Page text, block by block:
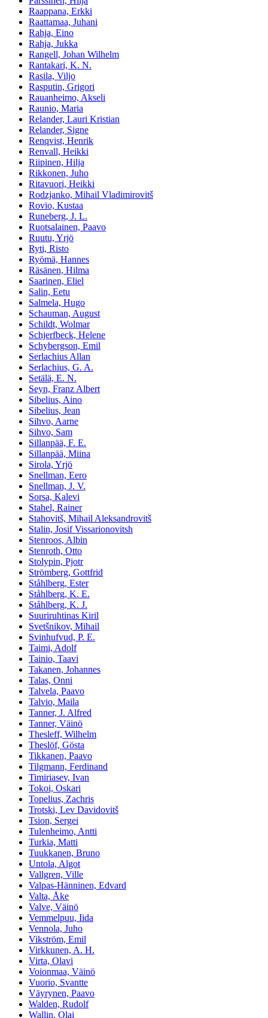
Raappana, Erkki
Raattamaa, Juhani
Rahja, Eino
Rahja, Jukka
Rangell, Johan Wilhelm
Rantakari, K. N.
Rasila, Viljo
Rasputin, Grigori
Rauanheimo, Akseli
Raunio, Maria
Relander, Lauri Kristian
Relander, Signe
Renqvist, Henrik
Renvall, Heikki
Riipinen, Hilja
Rikkonen, Juho
Ritavuori, Heikki
Rodzjanko, Mihail Vladimirovitš
Rovio, Kustaa
Runeberg, J. L.
Ruotsalainen, Paavo
Ruutu, Yrjö
Ryti, Risto
Ryömä, Hannes
Räsänen, Hilma
Saarinen, Eliel
Salin, Eetu
Salmela, Hugo
Schauman, August
Schildt, Wolmar
Schjerfbeck, Helene
Schybergson, Emil
Serlachius Allan
Serlachius, G. A.
Setälä, E. N.
Seyn, Franz Albert
Sibelius, Aino
Sibelius, Jean
Sihvo, Aarne
Sihvo, Sam
Sillanpää, F. E.
Sillanpää, Miina
Sirola, Yrjö
Snellman, Eero
Snellman, J. V.
Sorsa, Kalevi
Stahel, Rainer
Stahovitš, Mihail Aleksandrovitš
Stalin, Josif Vissarionovitsh
Stenroos, Albin
Stenroth, Otto
Stolypin, Pjotr
Strömberg, Gottfrid
Ståhlberg, Ester
Ståhlberg, K. E.
Ståhlberg, K. J.
Suuriruhtinas Kiril
Svetšnikov, Mihail
Svinhufvud, P. E.
Taimi, Adolf
Tainio, Taavi
Takanen, Johannes
Talas, Onni
Talvela, Paavo
Talvio, Maila
Tanner, J. Alfred
Tanner, Väinö
Thesleff, Wilhelm
Theslöf, Gösta
Tikkanen, Paavo
Tilgmann, Ferdinand
Timiriasev, Ivan
Tokoi, Oskari
Topelius, Zachris
Trotski, Lev Davidovitš
Tsion, Sergei
Tulenheimo, Antti
Turkia, Matti
Tuukkanen, Bruno
Untola, Algot
Vallgren, Ville
Valpas-Hänninen, Edvard
Valta, Åke
Valve, Väinö
Vemmelpuu, Iida
Vennola, Juho
Vikström, Emil
Virkkunen, A. H.
Virta, Olavi
Voionmaa, Väinö
Vuorio, Svantte
Väyrynen, Paavo
Walden, Rudolf
Wallin, Olai